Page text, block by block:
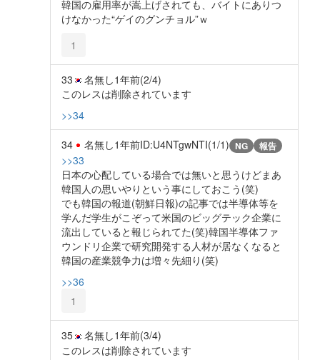
韓国の雇用率が嵩上げされても、バイトにありつ
けなかった“ゲイのグンチョル”ｗ
1
33 名無し1年前(2/4)
このレスは削除されています
>>34
34 名無し1年前ID:U4NTgwNTI(1/1) NG 報告
>>33
日本の心配している場合では無いと思うけどまあ
韓国人の思いやりという事にしておこう(笑)
でも韓国の報道(朝鮮日報)の記事では半導体等を
学んだ学生がこぞって米国のビッグテック企業に
流出していると報じられてた(笑)韓国半導体ファ
ウンドリ企業で研究開発する人材が居なくなると
韓国の産業競争力は増々先細り(笑)
>>36
1
35 名無し1年前(3/4)
このレスは削除されています